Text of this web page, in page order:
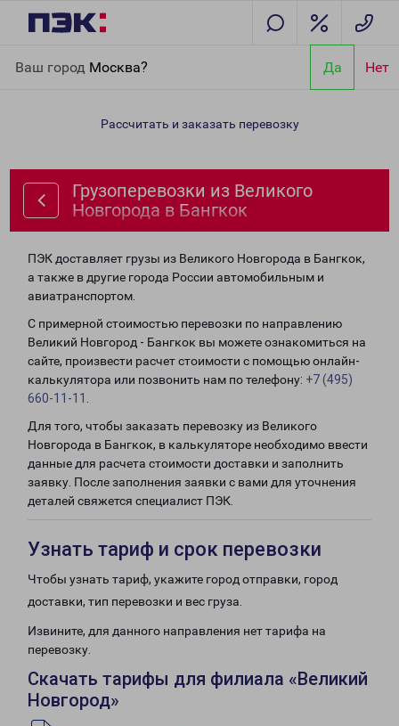
Ваш город Москва? Да Нет
Новгорода в Бангкок
Рассчитать и заказать перевозку
Грузоперевозки из Великого
Новгорода в Бангкок
ПЭК доставляет грузы из Великого Новгорода в Бангкок,
а также в другие города России автомобильным и
авиатранспортом.
С примерной стоимостью перевозки по направлению
Великий Новгород - Бангкок вы можете ознакомиться на
сайте, произвести расчет стоимости с помощью онлайн-
калькулятора или позвонить нам по телефону: +7 (495)
660-11-11
Для того, чтобы заказать перевозку из Великого
Новгорода в Бангкок, в калькуляторе необходимо ввести
данные для расчета стоимости доставки и заполнить
заявку. После заполнения заявки с вами для уточнения
деталей свяжется специалист ПЭК.
Узнать тариф и срок перевозки
Чтобы узнать тариф, укажите город отправки, город
доставки, тип перевозки и вес груза.
Извините, для данного направления нет тарифа на
перевозку.
Скачать тарифы для филиала «Великий
Новгород»